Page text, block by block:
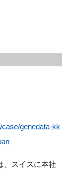
genedata-kk
、スイスに本社